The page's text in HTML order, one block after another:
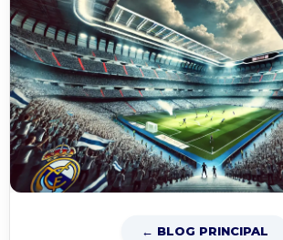
← BLOG PRINCIPAL